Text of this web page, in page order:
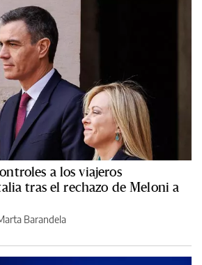
a los viajeros
tras el rechazo de Meloni a
Barandela